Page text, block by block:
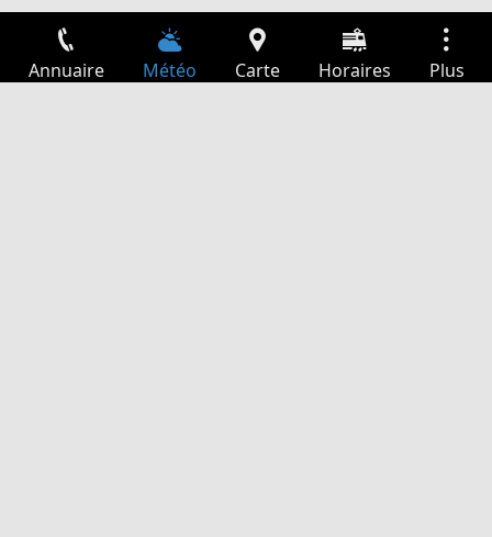
Annuaire Météo Carte Horaires Plus